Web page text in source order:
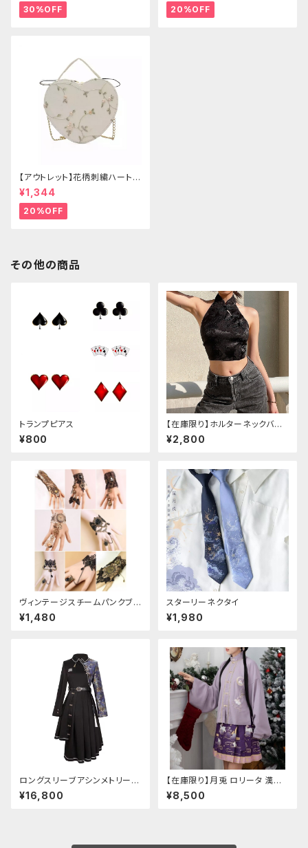
30%OFF
20%OFF
【アウトレット】花柄刺繍ハートバ
ッグ
¥1,344
20%OFF
その他の商品
トランプピアス
¥800
【在庫限り】ホルターネックバッ
クリボンチャイナシャツ
¥2,800
ヴィンテージスチームパンクブレ
スレット
¥1,480
スターリーネクタイ
¥1,980
ロングスリーブアシンメトリーチ
ャイナドレス
¥16,800
【在庫限り】月兎 ロリータ 漢服
ツーピース セットアップ チャイ
ナ風 華ロリ ロリィタ 刺繍 和柄
い カジュアル ファッション 民族
¥8,500